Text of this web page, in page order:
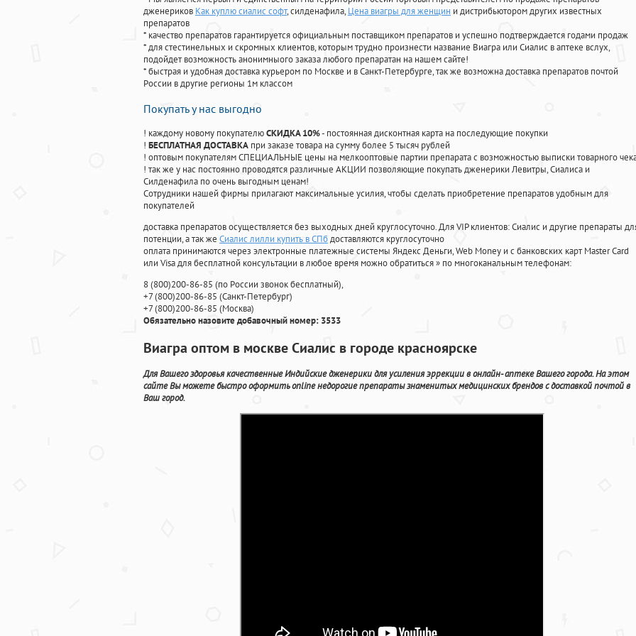
дженериков Как куплю сиалис софт, силденафила, Цена виагры для женщин и дистрибьютором других известных
препаратов
* качество препаратов гарантируется официальным поставщиком препаратов и успешно подтверждается годами продаж
* для стестинельных и скромных клиентов, которым трудно произнести название Виагра или Сиалис в аптеке вслух,
подойдет возможность анонимныого заказа любого препаратан на нашем сайте!
* быстрая и удобная доставка курьером по Москве и в Санкт-Петербурге, так же возможна доставка препаратов почтой
России в другие регионы 1м классом
Покупать у нас выгодно
! каждому новому покупателюСКИДКА 10%- постоянная дисконтная карта на последующие покупки
! БЕСПЛАТНАЯ ДОСТАВКА при заказе товара на сумму более 5 тысяч рублей
! оптовым покупателям СПЕЦИАЛЬНЫЕ цены на мелкооптовые партии препарата с возможностью выписки товарного
! так же у нас постоянно проводятся различные АКЦИИ позволяющие покупать дженерики Левитры, Сиалиса и
Силденафила по очень выгодным ценам!
Cотрудники нашей фирмы прилагают максимальные усилия, чтобы сделать приобретение препаратов удобным для
покупателей
доставка препаратов осуществляется без выходных дней круглосуточно. Для VIP клиентов: Сиалис и другие препараты
потенции, а так же Сиалис лилли купить в СПбдоставляются круглосуточно
оплата принимаются через электронные платежные системы Яндекс Деньги, Web Money и с банковских карт Master Card
или Visa для бесплатной консультации в любое время можно обратиться» по многоканальным телефонам:
8(800)200-86-85 (по России звонок бесплатный),
+7(800)200-86-85 (Санкт-Петербург)
+7(800)200-86-85 (Москва)
Обязательно назовите добавочный номер: 3533
Виагра оптом в москве Сиалис в городе красноярске
Для Вашего здоровья качественные Индийские дженерики для усиления эррекции в онлайн- аптеке Вашего города. На этом
сайте Вы можете быстро оформить online недорогие препараты знаменитых медицинских брендов с доставкой почтой в
Ваш город.